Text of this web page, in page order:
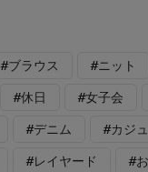
#ブラウス #ニット
#休日 #女子会
#デニム #カジ
#レイヤード #